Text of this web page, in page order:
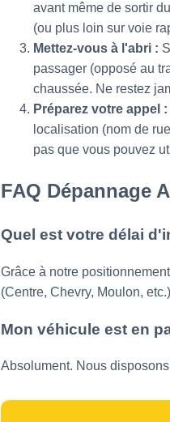
avant même de sortir
(ou plus loin sur voie
Mettez-vous à l'abri :
passager (opposé au
chaussée. Ne restez
Préparez votre appel :
localisation (nom de
pas que vous pouvez
FAQ Dépannage
Quel est votre délai
Grâce à notre
(Centre, Chevry, Moulon,
Mon véhicule est en
Absolument. Nous